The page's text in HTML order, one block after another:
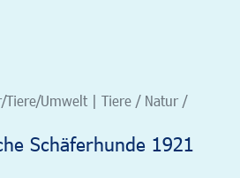
Tiere/Umwelt | Tiere / Natur /
Schäferhunde 1921